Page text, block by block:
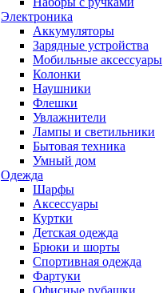
Электроника
Аккумуляторы
Зарядные устройства
Мобильные аксессуары
Колонки
Наушники
Флешки
Увлажнители
Лампы и светильники
Бытовая техника
Умный дом
Одежда
Шарфы
Аксессуары
Куртки
Детская одежда
Брюки и шорты
Спортивная одежда
Фартуки
Офисные рубашки